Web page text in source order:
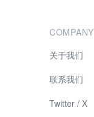
COMPANY
关于我们
联系我们
Twitter / X